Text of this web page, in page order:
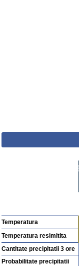
Temperatura
Temperatura resimitita
Cantitate precipitatii 3 ore
Probabilitate precipitatii